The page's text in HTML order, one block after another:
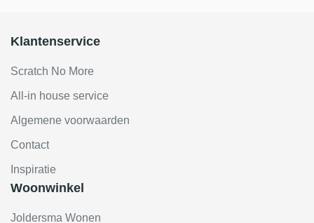
Klantenservice
Scratch No More
All-in house service
Algemene voorwaarden
Contact
Inspiratie
Woonwinkel
Joldersma Wonen